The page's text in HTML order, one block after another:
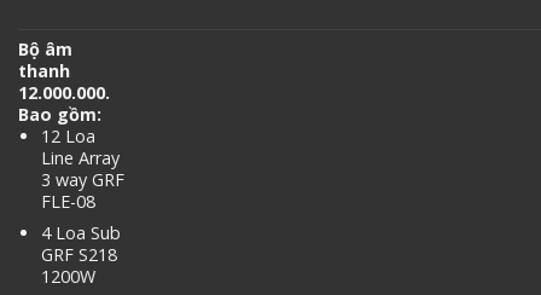
Bộ âm
thanh
12.000.000.
Bao gồm:
12 Loa
Line Array
3 way GRF
FLE-08
4 Loa Sub
GRF S218
1200W